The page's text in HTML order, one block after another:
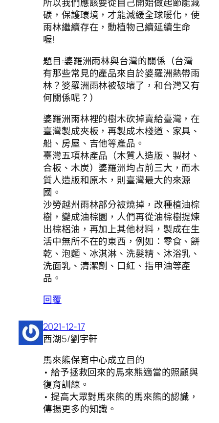
所以我們應該要從自己開始做起節能減
碳，保護環境，才能減緩全球暖化，使
雨林繼續存在，動植物己續延續生命
喔!
題目:婆羅洲雨林與台灣的關係（台灣
有那些常見的產品來自於婆羅洲熱帶雨
林？婆羅洲雨林被破壞了，和台灣又有
何關係呢？）
婆羅洲雨林裡的樹木砍掉賣給臺灣，在
臺灣製成夾板，再製成木棧道、家具、
船、房屋、吉他等產品。
臺灣五項林產品（木質人造版、製材、
合板、木炭）婆羅洲均占前三大，而木
質人造版和原木，則臺灣最大的來源
國。
沙勞越州雨林部分被燒掉，改種植油棕
樹，變成油棕園，人們再從油棕樹提煉
出棕梠油，再加上其他材料，製成在生
活中無所不在的東西，例如：零食、餅
乾、泡麵、冰淇淋、洗髮精、沐浴乳、
洗面乳、清潔劑、口紅、指甲油等產
品。
回覆
2021-12-17
西湖5/劉宇軒
馬來熊保育中心成立目的
• 給予拯救回來的馬來熊適當的照顧與
復育訓練。
• 提高大眾對馬來熊的馬來熊的認識，
傳揚更多的知識。